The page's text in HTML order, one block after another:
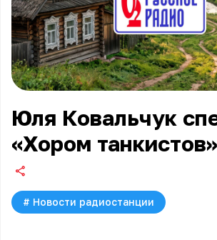
Юля Ковальчук
«Хором танкистов»
# Новости радиостанции